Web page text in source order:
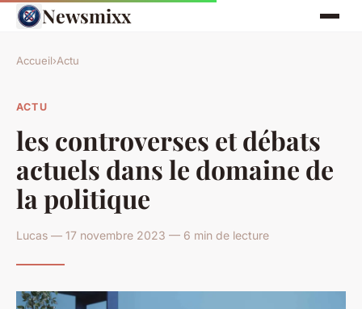
Newsmixx
Accueil›Actu
ACTU
les controverses et débats
actuels dans le domaine de
la politique
Lucas — 17 novembre 2023 — 6 min de lecture